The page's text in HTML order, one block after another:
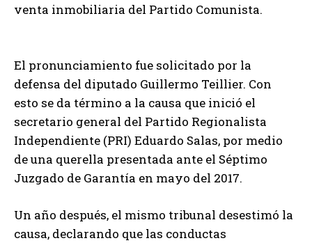
venta inmobiliaria del Partido Comunista.
El pronunciamiento fue solicitado por la
defensa del diputado Guillermo Teillier. Con
esto se da término a la causa que inició el
secretario general del Partido Regionalista
Independiente (PRI) Eduardo Salas, por medio
de una querella presentada ante el Séptimo
Juzgado de Garantía en mayo del 2017.
Un año después, el mismo tribunal desestimó la
causa, declarando que las conductas